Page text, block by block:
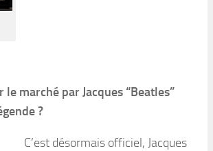
marché par Jacques “Beatles”
?
C’est désormais officiel, Jacques